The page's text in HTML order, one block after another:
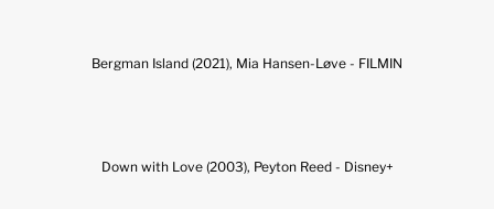
Bergman Island (2021), Mia Hansen-Løve - FILMIN
Down with Love (2003), Peyton Reed - Disney+